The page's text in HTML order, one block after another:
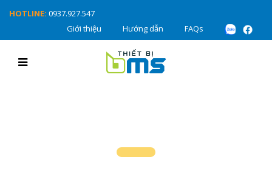
HOTLINE: 0937.927.547
Giới thiệu
Hướng dẫn FAQs